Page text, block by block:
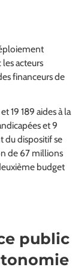
acteurs
financeurs de
19 189 aides à la
et 9
du dispositif se
de 67 millions
budget
public